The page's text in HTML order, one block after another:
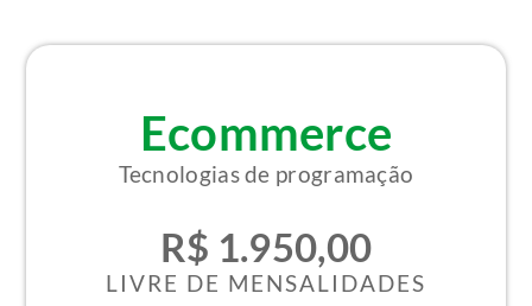
Ecommerce
Tecnologias de programação
R$ 1.950,00
LIVRE DE MENSALIDADES